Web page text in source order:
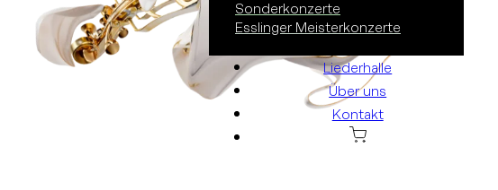
Sonderkonzerte
Esslinger Meisterkonzerte
Liederhalle
Über uns
Kontakt